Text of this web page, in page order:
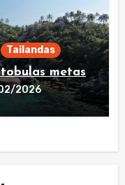
Tailandas
metas
2026